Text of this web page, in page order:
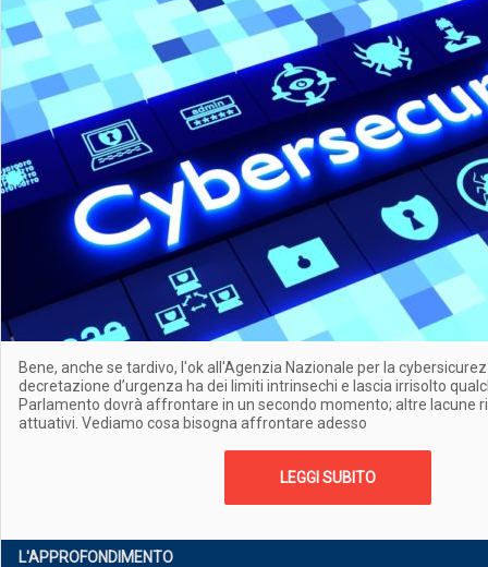
Bene, anche se tardivo, l'ok all'Agenzia Nazionale per la
decretazione d’urgenza ha dei limiti intrinsechi e lascia irrisolto
Parlamento dovrà affrontare in un secondo momento; altre lacune
attuativi. Vediamo cosa bisogna affrontare adesso
LEGGI SUBITO
L'APPROFONDIMENTO